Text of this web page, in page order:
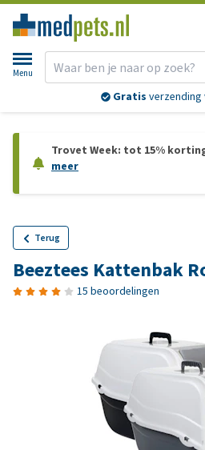
Menu
Gratis verzending
Trovet Week: tot 15%
meer
Terug
Beeztees Kattenbak
15 beoordelingen